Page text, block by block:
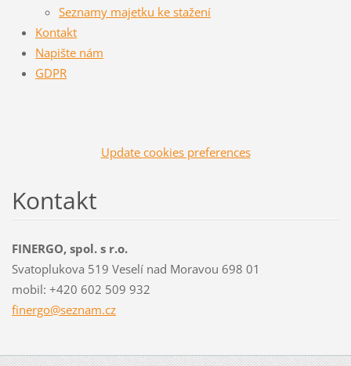
Seznamy majetku ke stažení
Kontakt
Napište nám
GDPR
Update cookies preferences
Kontakt
FINERGO, spol. s r.o.
Svatoplukova 519 Veselí nad Moravou 698 01
mobil: +420 602 509 932
finergo@seznam.cz